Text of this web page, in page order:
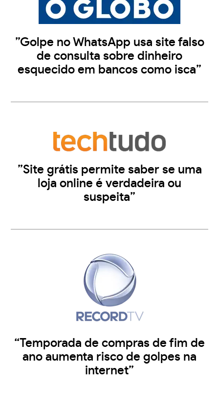
”Golpe no WhatsApp usa site falso
de consulta sobre dinheiro
esquecido em bancos como isca”
”Site grátis permite saber se uma
loja online é verdadeira ou
suspeita”
“Temporada de compras de fim de
ano aumenta risco de golpes na
internet”